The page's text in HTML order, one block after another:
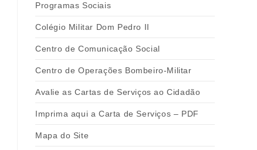
Programas Sociais
Colégio Militar Dom Pedro II
Centro de Comunicação Social
Centro de Operações Bombeiro-Militar
Avalie as Cartas de Serviços ao Cidadão
Imprima aqui a Carta de Serviços – PDF
Mapa do Site